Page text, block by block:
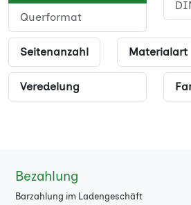
Querformat
Seitenanzahl Materialart
Veredelung
Bezahlung
Barzahlung im Ladengeschäft